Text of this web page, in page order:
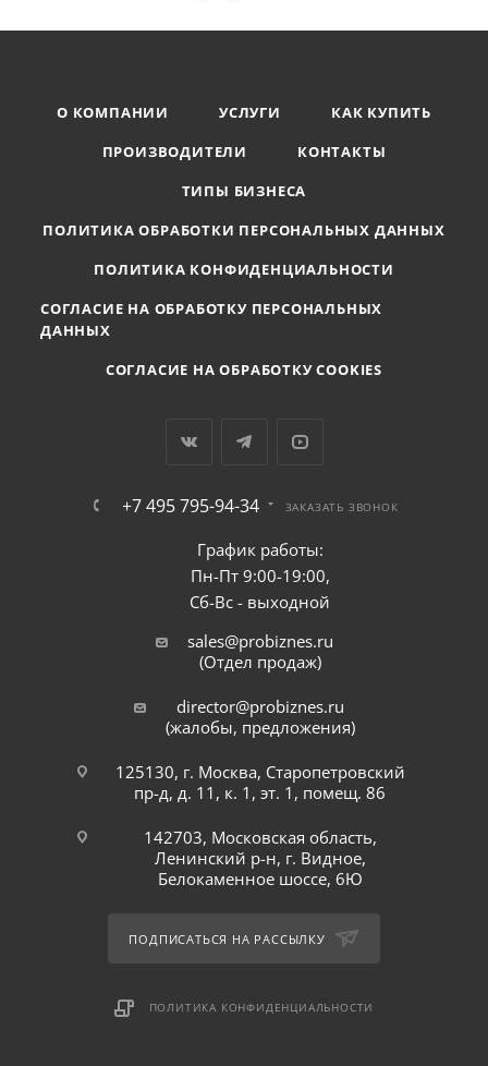
О КОМПАНИИ УСЛУГИ
КАК КУПИТЬ
ПРОИЗВОДИТЕЛИ
КОНТАКТЫ
ТИПЫ БИЗНЕСА
ПОЛИТИКА ОБРАБОТКИ ПЕРСОНАЛЬНЫХ ДАННЫХ
ПОЛИТИКА КОНФИДЕНЦИАЛЬНОСТИ
СОГЛАСИЕ НА ОБРАБОТКУ ПЕРСОНАЛЬНЫХ
ДАННЫХ
СОГЛАСИЕ НА ОБРАБОТКУ COOKIES
+7 495 795-94-34 ЗАКАЗАТЬ ЗВОНОК
График работы:
Пн-Пт 9:00-19:00,
Сб-Вс - выходной
sales@probiznes.ru
(Отдел продаж)
director@probiznes.ru
(жалобы, предложения)
125130, г. Москва, Старопетровский
пр-д, д. 11, к. 1, эт. 1, помещ. 86
142703, Московская область,
Ленинский р-н, г. Видное,
Белокаменное шоссе, 6Ю
ПОДПИСАТЬСЯ НА РАССЫЛКУ
ПОЛИТИКА КОНФИДЕНЦИАЛЬНОСТИ